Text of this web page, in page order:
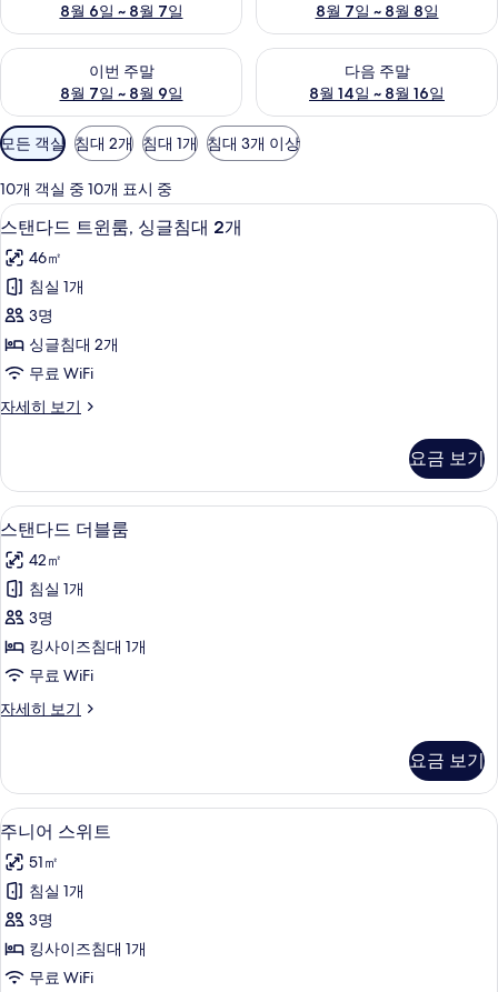
8월 6일 ~ 8월 7일
8월 7일 ~ 8월 8일
이번 주말
8월 7일 ~ 8월 9일
이번 주말 예약 가능 여부 확인, 8월 7일 ~ 8월 9일
다음 주말
8월 14일 ~ 8월 16일
다음 주말 예약 가능 여부 확인,
객
실
에
사
용
가
능
한
터
모든 객실 침대 2개 침대 1개 침대 3개 이상
10개 객실 중 10개 표시 중
스
탠
다
드
트
윈
싱
침
대
2
개
사
진
모
두
보
스탠다드 트윈룸, 싱글침대 2개 | 객실
6
스탠다드 트윈룸, 싱글침대 2개
46㎡
침실 1개
3명
싱글침대 2개
무료 WiFi
자세히 보기
스
트
윈
룸,
글
침
대
2
개
자
세
히
요금 보기
스
탠
다
드
더
블
사
모
두
보
기
객실 내 금고, 책상, 노트북 작업 공간,
6
스탠다드 더블룸
42㎡
침실 1개
3명
킹사이즈침대 1개
무료 WiFi
자세히 보기
스
더
블
룸
자
세
히
보
기
요금 보기
주
니
어
스
위
트
주니어 스위트 | 객실 내 금고, 책상, 노
8
주니어 스위트
51㎡
침실 1개
3명
킹사이즈침대 1개
무료 WiFi